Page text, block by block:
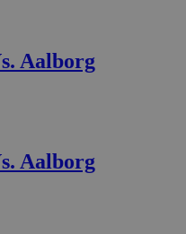
Aalborg
Aalborg